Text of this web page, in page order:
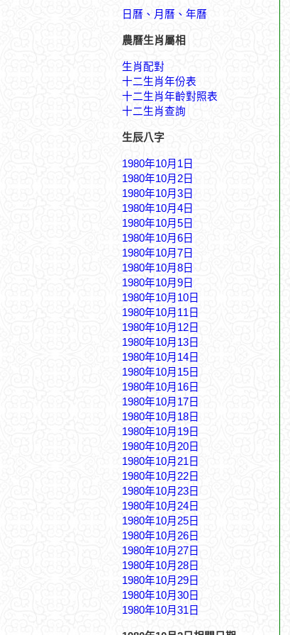
日曆、月曆、年曆
農曆生肖屬相
生肖配對
十二生肖年份表
十二生肖年齡對照表
十二生肖查詢
生辰八字
1980年10月1日
1980年10月2日
1980年10月3日
1980年10月4日
1980年10月5日
1980年10月6日
1980年10月7日
1980年10月8日
1980年10月9日
1980年10月10日
1980年10月11日
1980年10月12日
1980年10月13日
1980年10月14日
1980年10月15日
1980年10月16日
1980年10月17日
1980年10月18日
1980年10月19日
1980年10月20日
1980年10月21日
1980年10月22日
1980年10月23日
1980年10月24日
1980年10月25日
1980年10月26日
1980年10月27日
1980年10月28日
1980年10月29日
1980年10月30日
1980年10月31日